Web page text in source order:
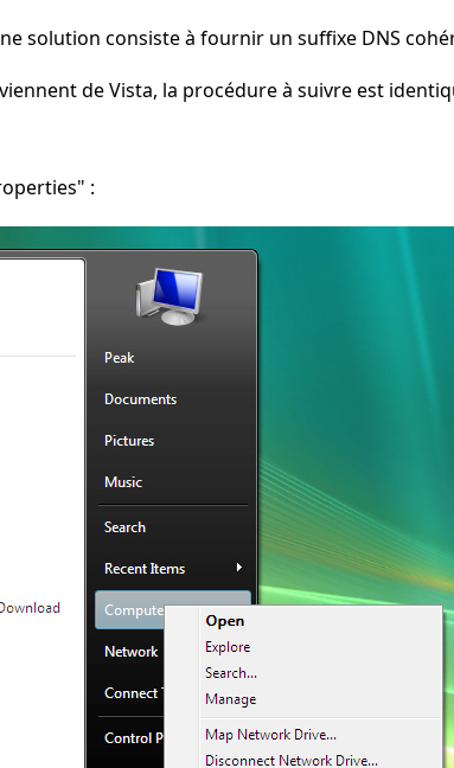
solution consiste à fournir un suffixe DNS
de Vista, la procédure à suivre est
: